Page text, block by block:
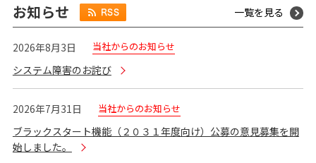
お知らせ 一覧を見る
2026年8月3日 当社からのお知らせ
システム障害のお詫び
2026年7月31日 当社からのお知らせ
ブラックスタート機能（２０３１年度向け）公募の意見募集を開
始しました。